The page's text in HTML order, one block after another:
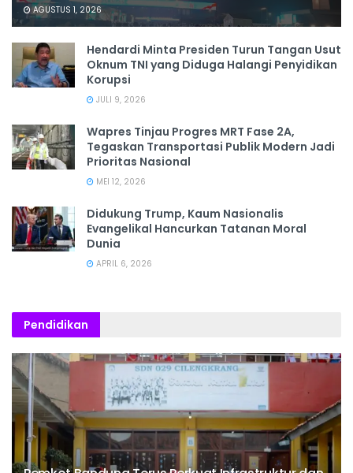
AGUSTUS 1, 2026
Hendardi Minta Presiden Turun Tangan Usut
Oknum TNI yang Diduga Halangi Penyidikan
Korupsi
JULI 9, 2026
Wapres Tinjau Progres MRT Fase 2A,
Tegaskan Transportasi Publik Modern Jadi
Prioritas Nasional
MEI 12, 2026
Didukung Trump, Kaum Nasionalis
Evangelikal Hancurkan Tatanan Moral
Dunia
APRIL 6, 2026
Pendidikan